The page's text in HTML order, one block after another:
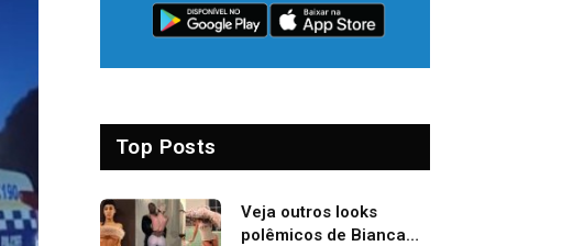
Top Posts
Veja outros looks
polêmicos de Bianca